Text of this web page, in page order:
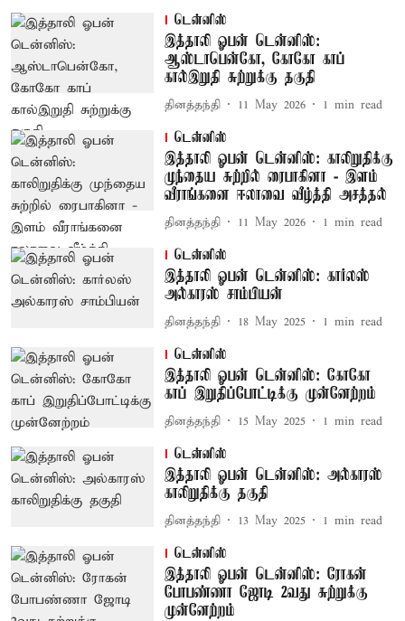
டென்னிஸ்
இத்தாலி ஓபன் டென்னிஸ்:
ஆஸ்டாபென்கோ, கோகோ காப்
கால்இறுதி சுற்றுக்கு தகுதி
தினத்தந்தி 11 May 2026 1 min read
டென்னிஸ்
இத்தாலி ஓபன் டென்னிஸ்: காலிறுதிக்கு
முந்தைய சுற்றில் ரைபாகினா - இளம்
வீராங்கனை ஈலாவை வீழ்த்தி அசத்தல்
தினத்தந்தி 11 May 2026 1 min read
டென்னிஸ்
இத்தாலி ஓபன் டென்னிஸ்: கார்லஸ்
அல்காரஸ் சாம்பியன்
தினத்தந்தி 18 May 2025 1 min read
டென்னிஸ்
இத்தாலி ஓபன் டென்னிஸ்: கோகோ
காப் இறுதிப்போட்டிக்கு முன்னேற்றம்
தினத்தந்தி 15 May 2025 1 min read
டென்னிஸ்
இத்தாலி ஓபன் டென்னிஸ்: அல்காரஸ்
காலிறுதிக்கு தகுதி
தினத்தந்தி 13 May 2025 1 min read
டென்னிஸ்
இத்தாலி ஓபன் டென்னிஸ்: ரோகன்
போபண்ணா ஜோடி 2வது சுற்றுக்கு
முன்னேற்றம்